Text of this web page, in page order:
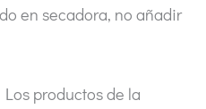
en secadora, no añadir
Los productos de la